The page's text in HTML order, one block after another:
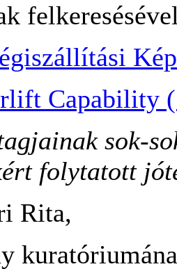
Capability
sok-
folytatott
Rita,